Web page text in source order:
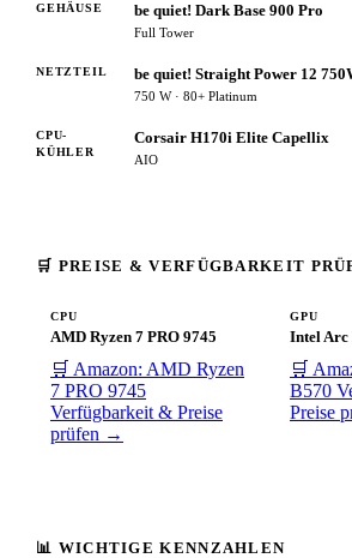
GEHÄUSE be quiet! Dark Base 900 Pro
Full Tower
NETZTEIL be quiet! Straight Power 12
750 W · 80+ Platinum
CPU-
KÜHLER
Corsair H170i Elite Capellix
AIO
🛒 PREISE & VERFÜGBARKEIT
CPU
AMD Ryzen 7 PRO 9745
🛒 Amazon: AMD Ryzen
7 PRO 9745
Verfügbarkeit & Preise
prüfen →
GPU
Intel Arc
🛒
B570
Preise
📊 WICHTIGE KENNZAHLEN